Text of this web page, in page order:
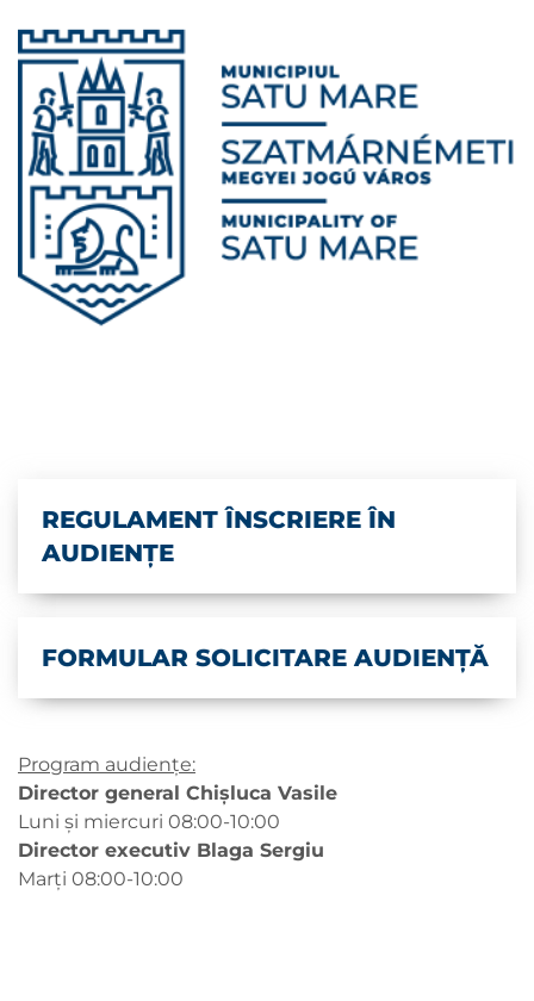
REGULAMENT ÎNSCRIERE ÎN
AUDIENȚE
FORMULAR SOLICITARE AUDIENȚĂ
Program audiențe:
Director general Chișluca Vasile
Luni și miercuri 08:00-10:00
Director executiv Blaga Sergiu
Marți 08:00-10:00